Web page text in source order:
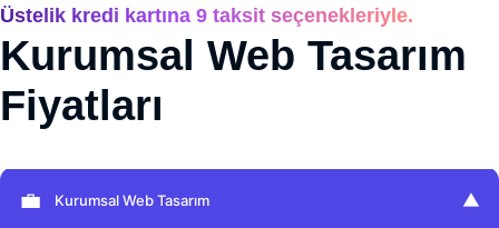
Üstelik kredi kartına 9 taksit seçenekleriyle.
Kurumsal Web Tasarım
Fiyatları
💼 Kurumsal Web Tasarım ▼